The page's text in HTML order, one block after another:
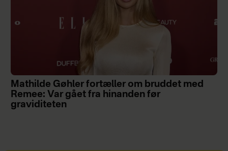
Mathilde Gøhler fortæller om bruddet med
Remee: Var gået fra hinanden før
graviditeten